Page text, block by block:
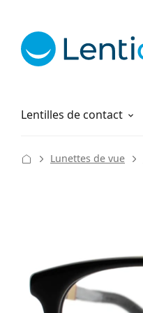
Lentilles de contact
Solutions
Comment commander
Lunettes de vue